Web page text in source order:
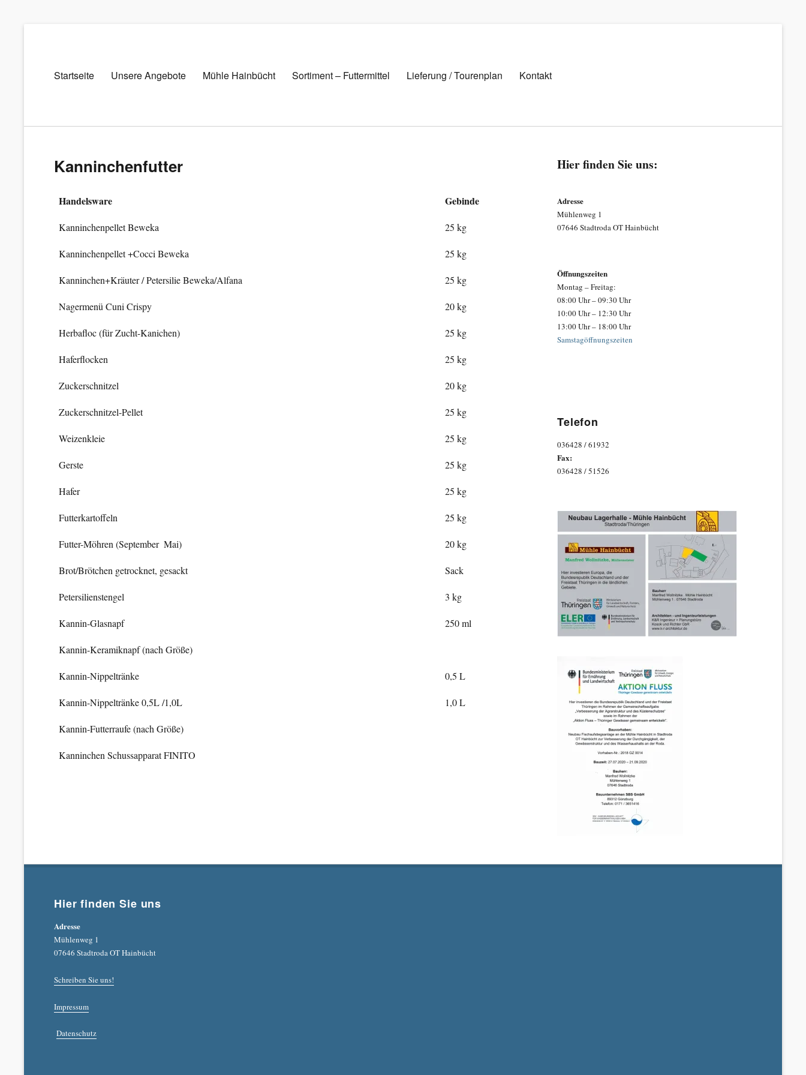
Mühle
und
Primary
Startseite Unsere Angebote Mühle Hainbücht Sortiment – Futtermittel Lieferung / Tourenplan Kontakt
Kanninchenfutter
Handelsware Gebinde
Kanninchenpellet Beweka 25 kg
Kanninchenpellet +Cocci Beweka 25 kg
Kanninchen+Kräuter / Petersilie Beweka/Alfana 25 kg
Nagermenü Cuni Crispy 20 kg
Herbafloc (für Zucht-Kanichen) 25 kg
Haferflocken 25 kg
Zuckerschnitzel 20 kg
Zuckerschnitzel-Pellet 25 kg
Weizenkleie 25 kg
Gerste 25 kg
Hafer 25 kg
Futterkartoffeln 25 kg
Futter-Möhren (September  Mai) 20 kg
Brot/Brötchen getrocknet, gesackt Sack
Petersilienstengel 3 kg
Kannin-Glasnapf 250 ml
Kannin-Keramiknapf (nach Größe)
Kannin-Nippeltränke 0,5 L
Kannin-Nippeltränke 0,5L /1,0L 1,0 L
Kannin-Futterraufe (nach Größe)
Kanninchen Schussapparat FINITO
Hier finden Sie uns:
Adresse
Mühlenweg 1
07646 Stadtroda OT Hainbücht
Öffnungszeiten
Montag – Freitag:
08:00 Uhr – 09:30 Uhr
10:00 Uhr – 12:30 Uhr
13:00 Uhr – 18:00 Uhr
Samstagöffnungszeiten
Telefon
036428 / 61932
Fax:
036428 / 51526
Hier finden Sie uns
Adresse
Mühlenweg 1
07646 Stadtroda OT Hainbücht
Schreiben Sie uns!
Impressum
Datenschutz